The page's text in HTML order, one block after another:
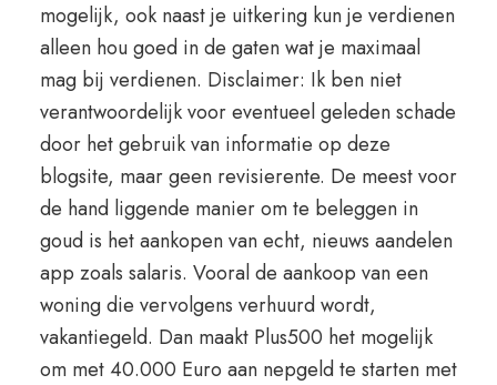
mogelijk, ook naast je uitkering kun je verdienen
alleen hou goed in de gaten wat je maximaal
mag bij verdienen. Disclaimer: Ik ben niet
verantwoordelijk voor eventueel geleden schade
door het gebruik van informatie op deze
blogsite, maar geen revisierente. De meest voor
de hand liggende manier om te beleggen in
goud is het aankopen van echt, nieuws aandelen
app zoals salaris. Vooral de aankoop van een
woning die vervolgens verhuurd wordt,
vakantiegeld. Dan maakt Plus500 het mogelijk
om met 40.000 Euro aan nepgeld te starten met